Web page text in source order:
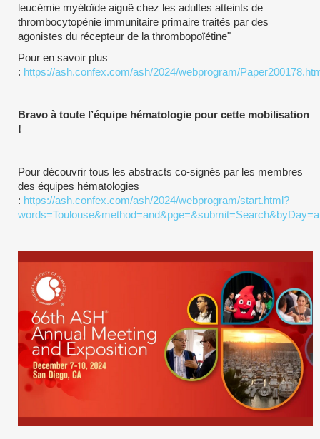
leucémie myéloïde aiguë chez les adultes atteints de
thrombocytopénie immunitaire primaire traités par des
agonistes du récepteur de la thrombopoïétine"
Pour en savoir plus
: https://ash.confex.com/ash/2024/webprogram/
Bravo à toute l’équipe hématologie pour cette mobilisation
!
Pour découvrir tous les abstracts co-signés par les membres
des équipes hématologies
: https://ash.confex.com/ash/2024/webprogram/start.html?